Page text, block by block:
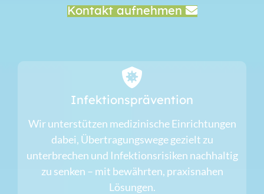
Kontakt aufnehmen
Infektionsprävention
Wir unterstützen medizinische Einrichtungen
dabei, Übertragungswege gezielt zu
unterbrechen und Infektionsrisiken nachhaltig
zu senken – mit bewährten, praxisnahen
Lösungen.